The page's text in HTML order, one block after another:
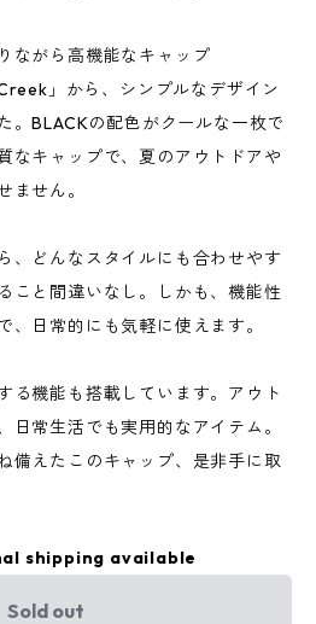
ながら高機能なキャップ
」から、シンプルなデザイン
。BLACKの配色がクールな一枚で
なキャップで、夏のアウトドアや
ません。
、どんなスタイルにも合わせやす
こと間違いなし。しかも、機能性
、日常的にも気軽に使えます。
る機能も搭載しています。アウト
日常生活でも実用的なアイテム。
備えたこのキャップ、是非手に取
shipping available
Sold out